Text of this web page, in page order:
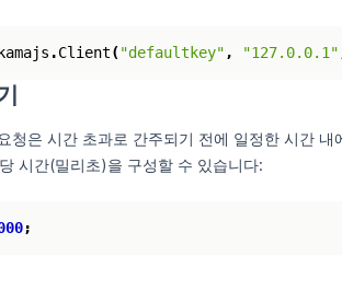
.Client("defaultkey" , "127.0.0.1"
청은 시간 초과로 간주되기 전에 일정한 시간 내
시간(밀리초)을 구성할 수 있습니다:
;